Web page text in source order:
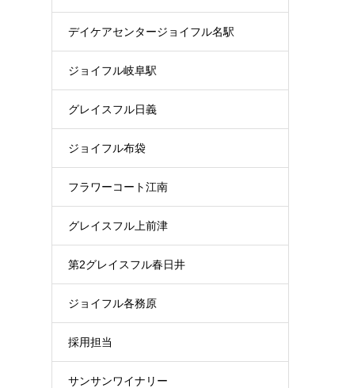
デイケアセンタージョイフル名駅
ジョイフル岐阜駅
グレイスフル日義
ジョイフル布袋
フラワーコート江南
グレイスフル上前津
第2グレイスフル春日井
ジョイフル各務原
採用担当
サンサンワイナリー